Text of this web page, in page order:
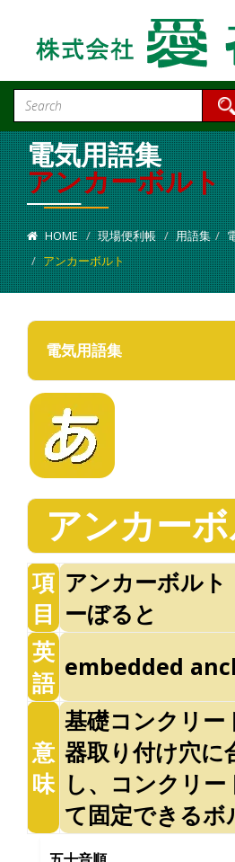
電気用語集
アンカーボルト
HOME 現場便利帳 用語集
アンカーボルト
電気用語集
アンカーボ
項
目
アンカーボル
ーぼると
英
語
embedded
意
味
基礎コンクリー
器取り付け穴に
し、コンクリ
て固定できるボ